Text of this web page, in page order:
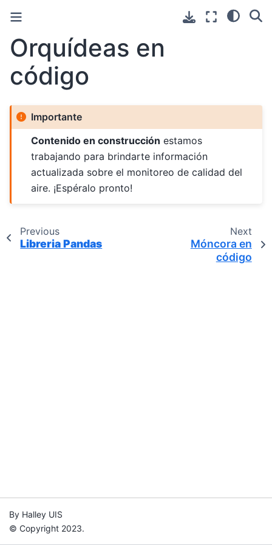
Orquídeas en
código
Importante
Contenido en construcción estamos
trabajando para brindarte información
actualizada sobre el monitoreo de calidad del
aire. ¡Espéralo pronto!
Previous
Libreria Pandas
Next
Móncora en
código
By Halley UIS
© Copyright 2023.